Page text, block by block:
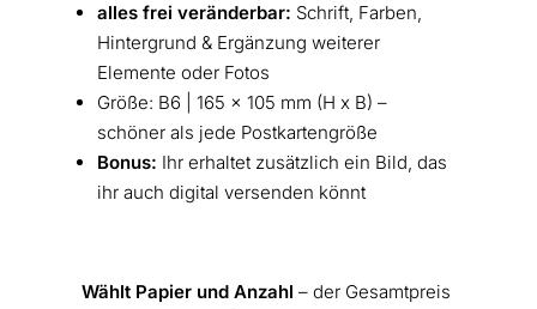
alles frei veränderbar: Schrift, Farben,
Hintergrund & Ergänzung weiterer
Elemente oder Fotos
Größe: B6 | 165 x 105 mm (H x B) –
schöner als jede Postkartengröße
Bonus: Ihr erhaltet zusätzlich ein Bild, das
ihr auch digital versenden könnt
Wählt Papier und Anzahl – der Gesamtpreis